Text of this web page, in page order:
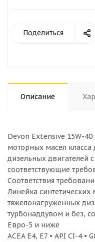
Поделиться
Описание
Devon Extensive 15W-40
моторных масел
дизельных двигателей
соответствующие
Соответствия
Линейка
тяжелонагруженных
турбонаддувом и без,
Евро-5 и ниже
ACEA E4, E7 • API CI-4 •